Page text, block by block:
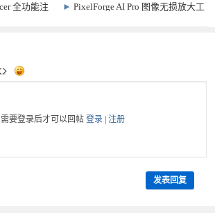
件
v4.3.8626 照片变清晰软件
全功能注
►PixelForge AI Pro 图像无损放大工
要登录后才可以回帖登录 |注册
发表回复